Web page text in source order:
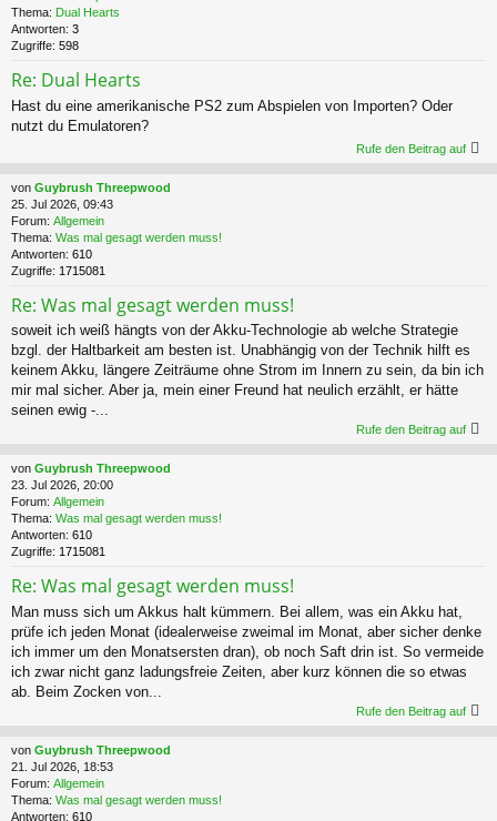
Thema: Dual Hearts
Antworten: 3
Zugriffe: 598
Re: Dual Hearts
Hast du eine amerikanische PS2 zum Abspielen von Importen? Oder
nutzt du Emulatoren?
Rufe den Beitrag auf
von Guybrush Threepwood
25. Jul 2026, 09:43
Forum: Allgemein
Thema: Was mal gesagt werden muss!
Antworten: 610
Zugriffe: 1715081
Re: Was mal gesagt werden muss!
soweit ich weiß hängts von der Akku-Technologie ab welche Strategie
bzgl. der Haltbarkeit am besten ist. Unabhängig von der Technik hilft es
keinem Akku, längere Zeiträume ohne Strom im Innern zu sein, da bin ich
mir mal sicher. Aber ja, mein einer Freund hat neulich erzählt, er hätte
seinen ewig -...
Rufe den Beitrag auf
von Guybrush Threepwood
23. Jul 2026, 20:00
Forum: Allgemein
Thema: Was mal gesagt werden muss!
Antworten: 610
Zugriffe: 1715081
Re: Was mal gesagt werden muss!
Man muss sich um Akkus halt kümmern. Bei allem, was ein Akku hat,
prüfe ich jeden Monat (idealerweise zweimal im Monat, aber sicher denke
ich immer um den Monatsersten dran), ob noch Saft drin ist. So vermeide
ich zwar nicht ganz ladungsfreie Zeiten, aber kurz können die so etwas
ab. Beim Zocken von...
Rufe den Beitrag auf
von Guybrush Threepwood
21. Jul 2026, 18:53
Forum: Allgemein
Thema: Was mal gesagt werden muss!
Antworten: 610